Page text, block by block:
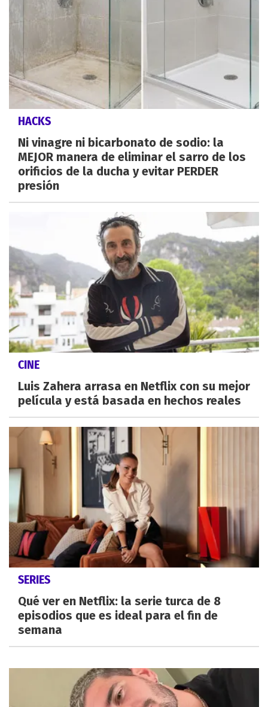
HACKS
Ni vinagre ni bicarbonato de sodio: la
MEJOR manera de eliminar el sarro de los
orificios de la ducha y evitar PERDER
presión
CINE
Luis Zahera arrasa en Netflix con su mejor
película y está basada en hechos reales
SERIES
Qué ver en Netflix: la serie turca de 8
episodios que es ideal para el fin de
semana